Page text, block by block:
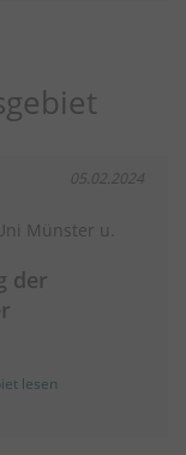
05.02.2024
Münster u.
der
lesen